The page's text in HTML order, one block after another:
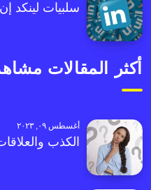
سلبيات لينكد إن
أكثر المقالات
أغسطس ٠٩, ٢٠٢٣
الكذب